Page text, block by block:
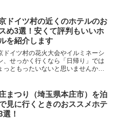
ホテルを紹介します。
ドイツ村の近くのホテルのお
め3選！安くて評判もいいホ
を紹介します
ドイツ村の花火大会やイルミネーシ
、せっかく行くなら「日帰り」では
っともったいないと思いませんか？
疲れてしまうことも…。そんなとき
すすめなのが、近くの...
まつり（埼玉県本庄市）を泊
見に行くときのおススメホテ
選！